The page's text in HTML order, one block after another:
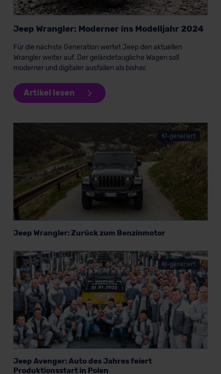
Jeep Wrangler: Moderner ins Modelljahr 2024
Für die nächste Generation wertet Jeep den aktuellen
Wrangler weiter auf. Der geländetaugliche Wagen soll
moderner und digitaler ausfallen als bisher.
Artikel lesen
KI-generiert
Jeep Wrangler: Zurück zum Benzinmotor
KI-generiert
Jeep Avenger: Auto des Jahres feiert
Produktionsstart in Polen